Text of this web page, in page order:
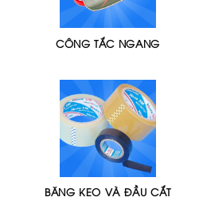
CÔNG TẮC NGANG
BĂNG KEO VÀ ĐẦU CẮT